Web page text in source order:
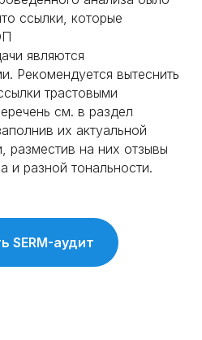
ссылки, которые
являются
Рекомендуется вытеснить
трастовыми
см. в раздел
их актуальной
разместив на них отзывы
и разной тональности.
SERM-аудит